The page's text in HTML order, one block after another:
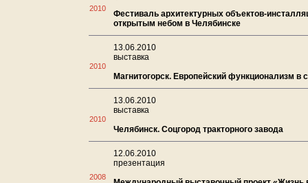
2010
Фестиваль архитектурных объектов-
открытым небом в Челябинске
2010
13.06.2010
выставка
Магнитогорск. Европейский функционализм в
2010
13.06.2010
выставка
Челябинск. Соцгород тракторного завода
2008
12.06.2010
презентация